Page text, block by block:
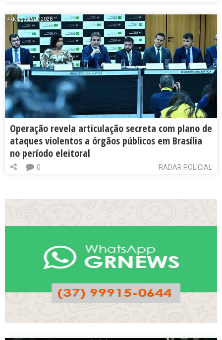
4 de agosto de 2026
Operação revela articulação secreta com plano de
ataques violentos a órgãos públicos em Brasília
no período eleitoral
RADAR POLICIAL
0